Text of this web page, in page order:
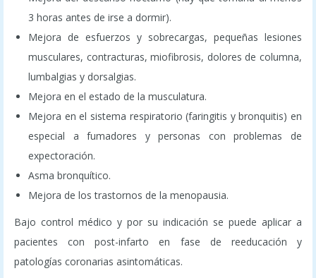
3 horas antes de irse a dormir).
Mejora de esfuerzos y sobrecargas, pequeñas lesiones
musculares, contracturas, miofibrosis, dolores de columna,
lumbalgias y dorsalgias.
Mejora en el estado de la musculatura.
Mejora en el sistema respiratorio (faringitis y bronquitis) en
especial a fumadores y personas con problemas de
expectoración.
Asma bronquítico.
Mejora de los trastornos de la menopausia.
Bajo control médico y por su indicación se puede aplicar a
pacientes con post-infarto en fase de reeducación y
patologías coronarias asintomáticas.